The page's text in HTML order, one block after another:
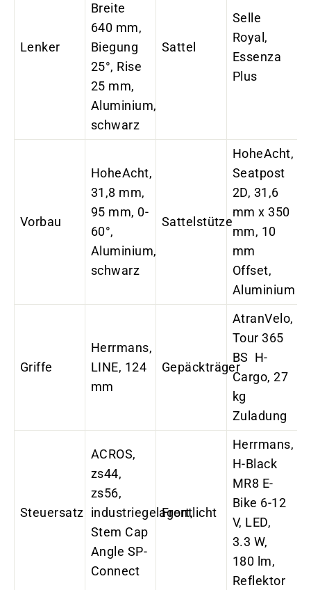
Lenker
Breite
640 mm,
Biegung
25°, Rise
25 mm,
Aluminium,
schwarz
Sattel
Selle
Royal,
Essenza
Plus
Vorbau
HoheAcht,
31,8 mm,
95 mm, 0-
60°,
Aluminium,
schwarz
Sattelstütze
HoheAcht,
Seatpost
2D, 31,6
mm x 350
mm, 10
mm
Offset,
Aluminium
Griffe
Herrmans,
LINE, 124
mm
Gepäckträger
AtranVelo,
Tour 365
BS H-
Cargo, 27
kg
Zuladung
Steuersatz
ACROS,
zs44,
zs56,
industriegelagert,
Stem Cap
Angle SP-
Connect
Frontlicht
Herrmans,
H-Black
MR8 E-
Bike 6-12
V, LED,
3.3 W,
180 lm,
Reflektor